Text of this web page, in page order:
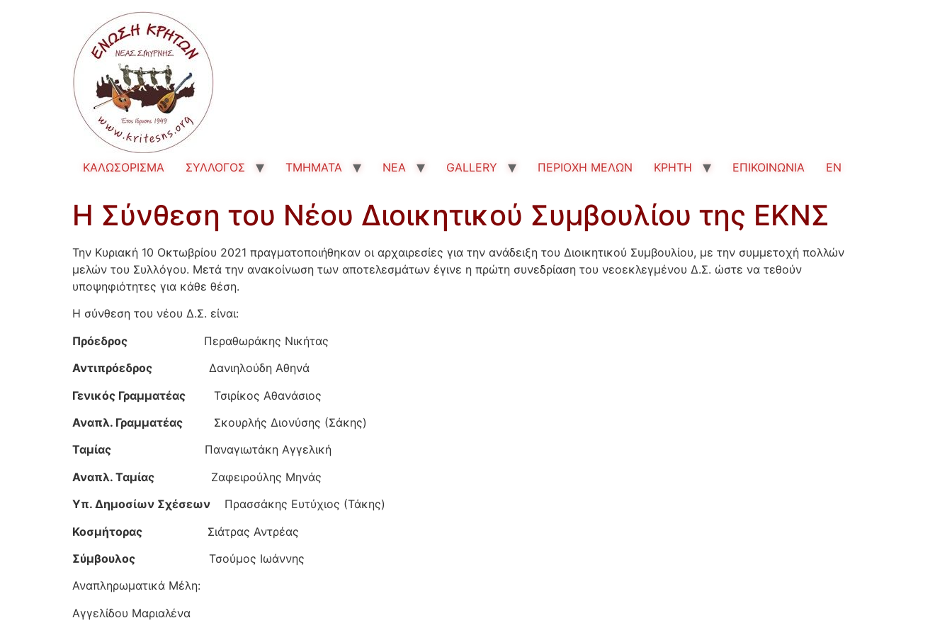
ΚΑΛΩΣΟΡΙΣΜΑ ΣΥΛΛΟΓΟΣ TMHMATA ΝΕΑ GALLERY ΠΕΡΙΟΧΗ ΜΕΛΩΝ ΚΡΗΤΗ ΕΠΙΚΟΙΝΩΝΙΑ EN
Η Σύνθεση του Νέου Διοικητικού Συμβουλίου της ΕΚΝΣ
Την Κυριακή 10 Οκτωβρίου 2021 πραγματοποιήθηκαν οι αρχαιρεσίες για την ανάδειξη του Διοικητικού Συμβουλίου, με την συμμετοχή πολλών
μελών του Συλλόγου. Μετά την ανακοίνωση των αποτελεσμάτων έγινε η πρώτη συνεδρίαση του νεοεκλεγμένου Δ.Σ. ώστε να τεθούν
υποψηφιότητες για κάθε θέση.
Η σύνθεση του νέου Δ.Σ. είναι:
Πρόεδρος Περαθωράκης Νικήτας
Αντιπρόεδρος Δανιηλούδη Αθηνά
Γενικός Γραμματέας Τσιρίκος Αθανάσιος
Αναπλ. Γραμματέας Σκουρλής Διονύσης (Σάκης)
Ταμίας Παναγιωτάκη Αγγελική
Αναπλ. Ταμίας Ζαφειρούλης Μηνάς
Υπ. Δημοσίων Σχέσεων Πρασσάκης Ευτύχιος (Τάκης)
Κοσμήτορας Σιάτρας Αντρέας
Σύμβουλος Τσούμος Ιωάννης
Αναπληρωματικά Μέλη:
Αγγελίδου Μαριαλένα